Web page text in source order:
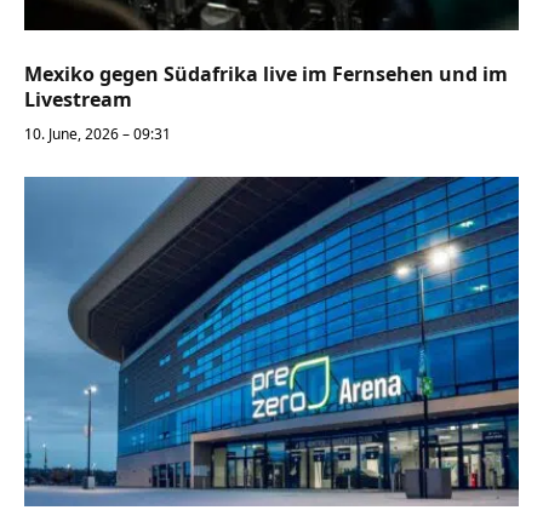
Mexiko gegen Südafrika live im Fernsehen und im
Livestream
10. June, 2026 – 09:31